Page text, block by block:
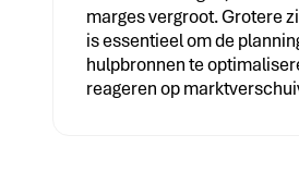
marges vergroot. Grotere
is essentieel om de
hulpbronnen te
reageren op